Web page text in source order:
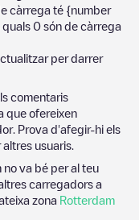
càrrega té {number
quals 0 són de càrrega
per darrer
comentaris
que ofereixen
Prova d'afegir-hi els
usuaris.
no va bé per al teu
carregadors a
zona Rotterdam